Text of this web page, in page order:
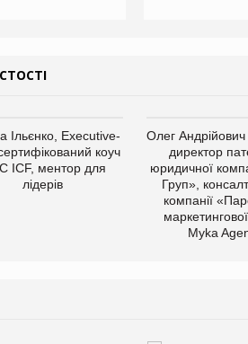
Ільєнко, Executive-
коуч
ICF, ментор для
лідерів
Олег
директор
юридичної
Груп»,
компанії
маркетингової
Myka